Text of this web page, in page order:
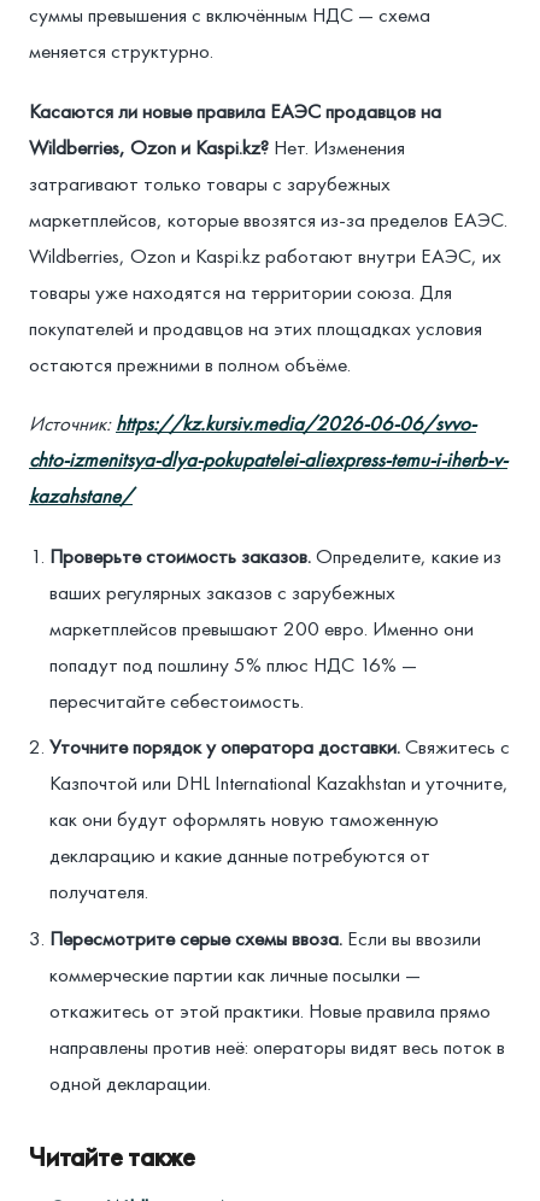
суммы превышения с включённым НДС — схема
меняется структурно.
Касаются ли новые правила ЕАЭС продавцов на
Wildberries, Ozon и Kaspi.kz? Нет. Изменения
затрагивают только товары с зарубежных
маркетплейсов, которые ввозятся из-за пределов ЕАЭС.
Wildberries, Ozon и Kaspi.kz работают внутри ЕАЭС, их
товары уже находятся на территории союза. Для
покупателей и продавцов на этих площадках условия
остаются прежними в полном объёме.
Источник:https://kz.kursiv.media/2026-06-06/svvo-
chto-izmenitsya-dlya-pokupatelei-aliexpress-temu-i-iherb-v-
kazahstane/
Проверьте стоимость заказов.Определите, какие из
ваших регулярных заказов с зарубежных
маркетплейсов превышают 200 евро. Именно они
попадут под пошлину 5% плюс НДС 16% —
пересчитайте себестоимость.
Уточните порядок у оператора доставки.Свяжитесь с
Казпочтой или DHL International Kazakhstan и уточните,
как они будут оформлять новую таможенную
декларацию и какие данные потребуются от
получателя.
Пересмотрите серые схемы ввоза. Если вы ввозили
коммерческие партии как личные посылки —
откажитесь от этой практики. Новые правила прямо
направлены против неё: операторы видят весь поток в
одной декларации.
Читайте также